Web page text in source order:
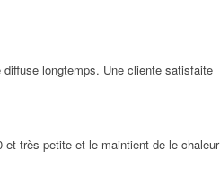
longtemps. Une cliente satisfaite
très petite et le maintient de le chaleur